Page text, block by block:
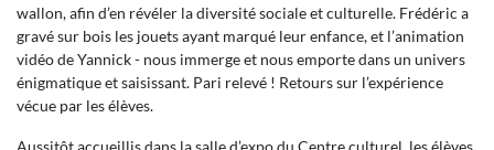
wallon, afin d’en révéler la diversité sociale et culturelle. Frédéric a
gravé sur bois les jouets ayant marqué leur enfance, et l’animation
vidéo de Yannick - nous immerge et nous emporte dans un univers
énigmatique et saisissant. Pari relevé ! Retours sur l’expérience
vécue par les élèves.
Aussitôt accueillis dans la salle d’expo du Centre culturel, les élèves